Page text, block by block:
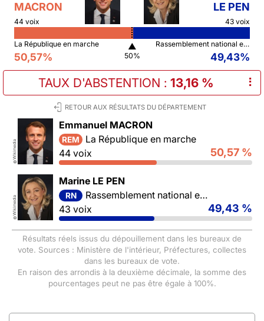
MACRON
44 voix
LE PEN
43 voix
La République en marche
50,57%
▲
50%
Rassemblement national et ses alliés
49,43%
TAUX D'ABSTENTION : 13,16 % ⠇
RETOUR AUX RÉSULTATS DU DÉPARTEMENT
©
Wikimedia
Emmanuel MACRON
REM
La République en marche
44 voix
50,57 %
©
Wikimedia
Marine LE PEN
RN
Rassemblement national et ses alliés
43 voix
49,43 %
Résultats réels issus du dépouillement dans les bureaux de
vote. Sources : Ministère de l'intérieur, Préfectures, collectes
dans les bureaux de vote.
En raison des arrondis à la deuxième décimale, la somme des
pourcentages peut ne pas être égale à 100%.